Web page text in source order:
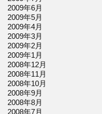
2009年6月
2009年5月
2009年4月
2009年3月
2009年2月
2009年1月
2008年12月
2008年11月
2008年10月
2008年9月
2008年8月
2008年7月